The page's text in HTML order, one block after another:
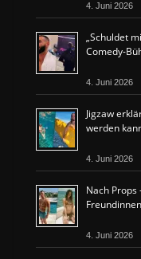
4. Juni 2026
„Schuldet
Comedy-
4. Juni 2026
Jigzaw
werden
4. Juni 2026
Nach
4. Juni 2026